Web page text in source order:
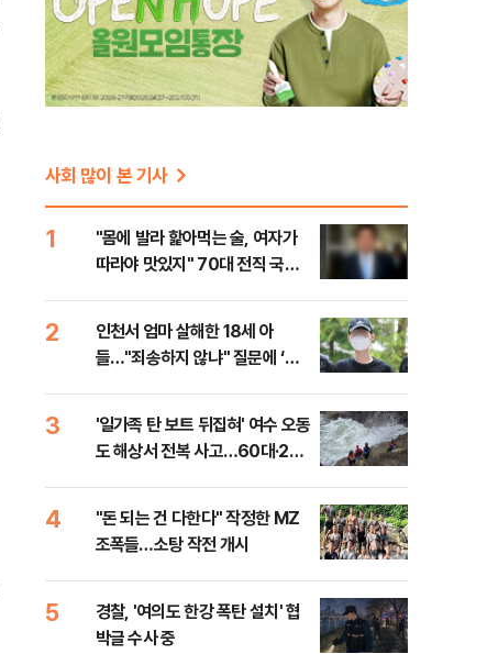
사회 많이 본 기사
1
"몸에 발라 핥아먹는 술, 여자가
따라야 맛있지" 70대 전직 국회
2
인천서 엄마 살해한 18세 아
들…"죄송하지 않냐" 질문에 ‘묵
3
'일가족 탄 보트 뒤집혀' 여수 오동
도 해상서 전복 사고…60대·20
4
"돈 되는 건 다한다" 작정한 MZ
조폭들…소탕 작전 개시
5
경찰, '여의도 한강 폭탄 설치' 협
박글 수사 중